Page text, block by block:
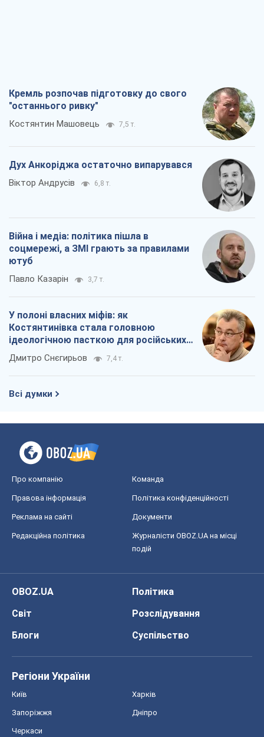
Кремль розпочав підготовку до свого
"останнього ривку"
Костянтин Машовець 7,5 т.
Дух Анкоріджа остаточно випарувався
Віктор Андрусів 6,8 т.
Війна і медіа: політика пішла в
соцмережі, а ЗМІ грають за правилами
ютуб
Павло Казарін 3,7 т.
У полоні власних міфів: як
Костянтинівка стала головною
ідеологічною пасткою для російських
окупантів
Дмитро Снєгирьов 7,4 т.
Всі думки
Про компанію Команда
Правова інформація Політика конфіденційності
Реклама на сайті Документи
Редакційна політика
Журналісти OBOZ.UA на місці
подій
OBOZ.UA
Політика
Світ
Розслідування
Блоги
Суспільство
Регіони України
Київ Харків
Запоріжжя Дніпро
Черкаси